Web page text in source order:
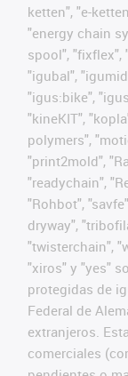
ketten", "e-
"energy chain
spool", "fixflex",
"igubal",
"igus:bike",
"kineKIT",
polymers",
"print2mold",
"readychain",
"Rohbot",
dryway",
"twisterchain",
"xiros" y "yes"
protegidas de
Federal de
extranjeros.
comerciales